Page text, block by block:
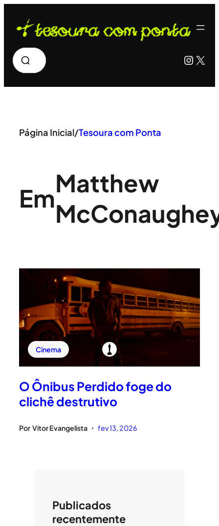
para
conteúdo
Pesquisar X
Página Inicial/Tesoura com Ponta
Em
Matthew
Cinema
O Ônibus Perdido foge do
clichê destrutivo
Por Vitor Evangelista • fev 13, 2026
Publicados
recentemente